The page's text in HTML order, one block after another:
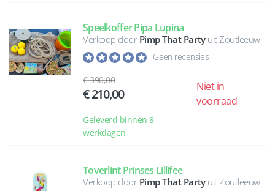
Speelkoffer Pipa Lupina
Verkoop door Pimp That Partyuit Zoutleeuw
Geen recensies
390,00
210,00
Geleverd binnen 8
werkdagen
Niet in
voorraad
Toverlint Prinses Lillifee
Verkoop door Pimp That Partyuit Zoutleeuw